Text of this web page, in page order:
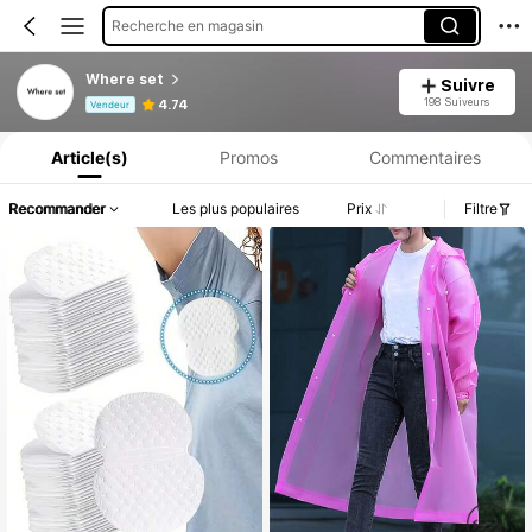
Recherche en magasin
Where set
Vendeur 4.74
Suivre
198 Suiveurs
Informations produit : Divulgation des prix, détails sur les ventes et le stock.
Article(s) Promos Commentaires
Recommander Les plus populaires Prix Filtre